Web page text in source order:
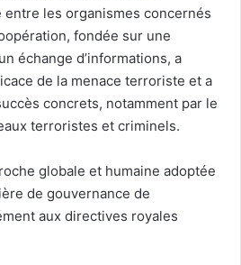
les organismes concernés
fondée sur une
échange d’informations, a
de la menace terroriste et a
concrets, notamment par le
terroristes et criminels.
globale et humaine adoptée
de gouvernance de
aux directives royales